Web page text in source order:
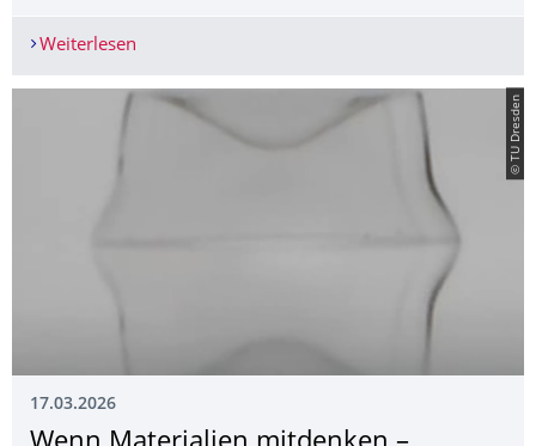
Weiterlesen
© TU Dresden
17.03.2026